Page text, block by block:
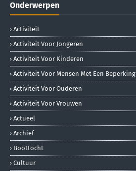
Onderwerpen
Activiteit
Activiteit Voor Jongeren
Activiteit Voor Kinderen
Activiteit Voor Mensen Met Een Beperking
Activiteit Voor Ouderen
Activiteit Voor Vrouwen
Actueel
Archief
Boottocht
Cultuur